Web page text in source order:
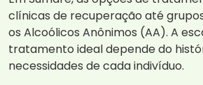
clínicas de recuperação até
os Alcoólicos Anônimos (AA). A
tratamento ideal depende do
necessidades de cada indivíduo.